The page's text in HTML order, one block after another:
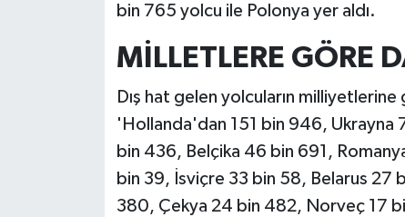
bin 765 yolcu ile Polonya yer aldı.
MİLLETLERE GÖRE
Dış hat gelen yolcuların
'Hollanda'dan 151 bin 946, Ukrayna
bin 436, Belçika 46 bin 691,
bin 39, İsviçre 33 bin 58, Belarus 27
380, Çekya 24 bin 482, Norveç 17